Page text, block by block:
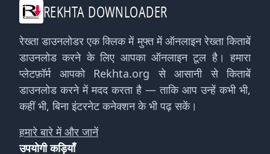
REKHTA DOWNLOADER
रेख्ता डाउनलोडर एक क्लिक में मुफ्त में ऑनलाइन रेख्ता किताबें
डाउनलोड करने के लिए आपका ऑनलाइन टूल है। हमारा
प्लेटफ़ॉर्म आपको Rekhta.org से आसानी से किताबें
डाउनलोड करने में मदद करता है — ताकि आप उन्हें कभी भी,
कहीं भी, बिना इंटरनेट कनेक्शन के भी पढ़ सकें।
हमारे बारे में और जानें
उपयोगी कड़ियाँ